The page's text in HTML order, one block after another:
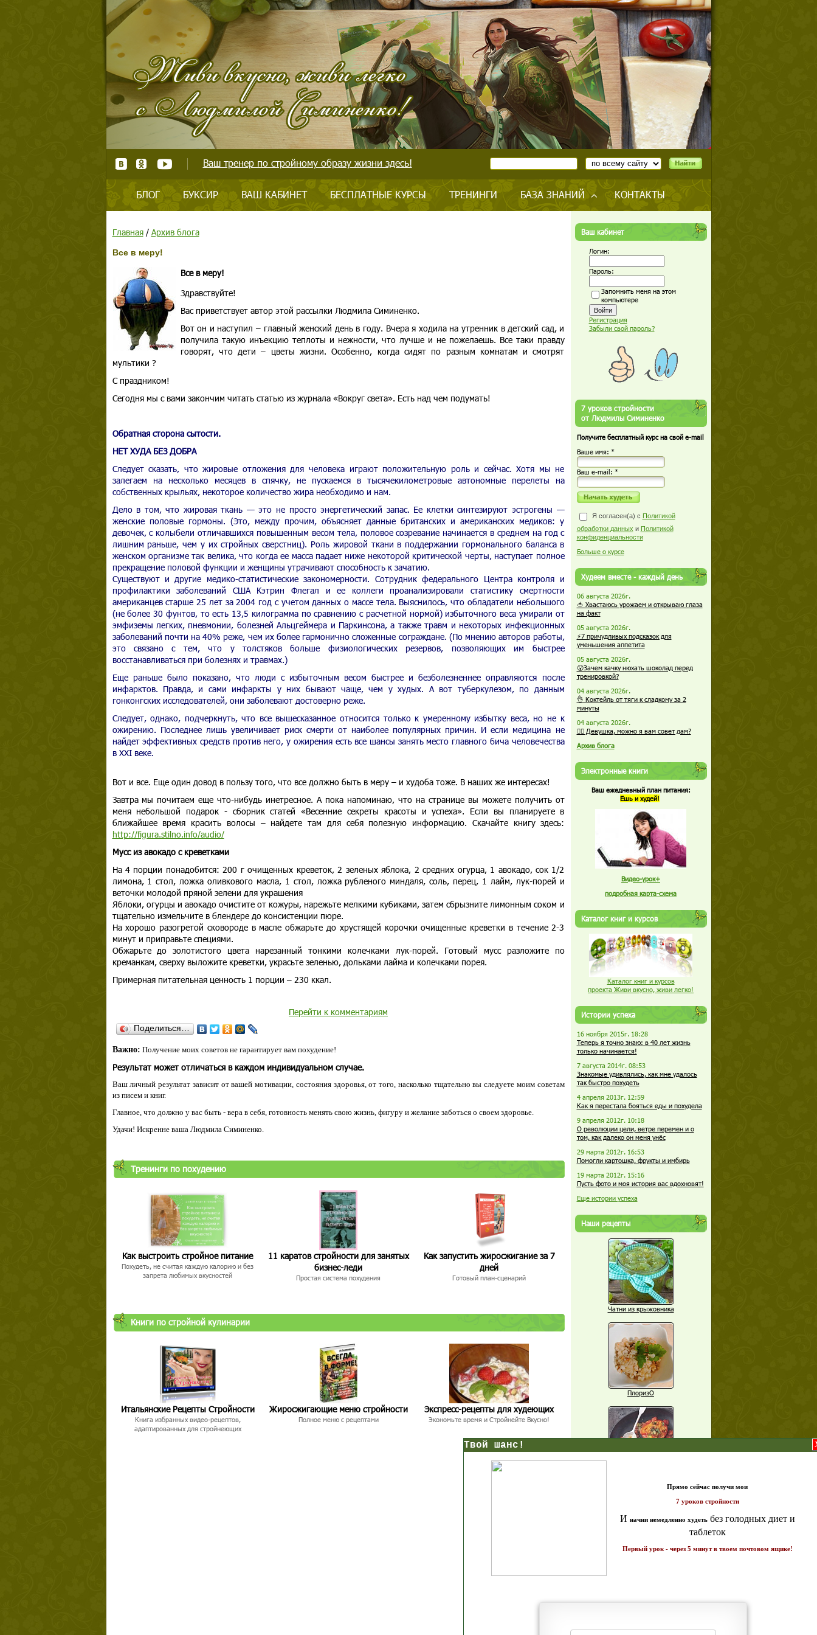
Ваш тренер по стройному образу жизни здесь!
БЛОГ БУКСИР ВАШ КАБИНЕТ БЕСПЛАТНЫЕ КУРСЫ ТРЕНИНГИ БАЗА ЗНАНИЙ КОНТАКТЫ
Главная/ Архив блога
Все в меру!
Все в меру!
Здравствуйте!
Вас приветствует автор этой рассылки Людмила Симиненко.
Вот он и наступил – главный женский день в году. Вчера я ходила на утренник в детский сад, и
получила такую инъекцию теплоты и нежности, что лучше и не пожелаешь. Все таки правду
говорят, что дети – цветы жизни. Особенно, когда сидят по разным комнатам и смотрят
мультики ?
С праздником!
Сегодня мы с вами закончим читать статью из журнала «Вокруг света». Есть над чем подумать!
Обратная сторона сытости.
НЕТ ХУДА БЕЗ ДОБРА
Следует сказать, что жировые отложения для человека играют положительную роль и сейчас. Хотя мы не
залегаем на несколько месяцев в спячку, не пускаемся в тысячекилометровые автономные перелеты на
собственных крыльях, некоторое количество жира необходимо и нам.
Дело в том, что жировая ткань — это не просто энергетический запас. Ее клетки синтезируют эстрогены —
женские половые гормоны. (Это, между прочим, объясняет данные британских и американских медиков: у
девочек, с колыбели отличавшихся повышенным весом тела, половое созревание начинается в среднем на год с
лишним раньше, чем у их стройных сверстниц). Роль жировой ткани в поддержании гормонального баланса в
женском организме так велика, что когда ее масса падает ниже некоторой критической черты, наступает полное
прекращение половой функции и женщины утрачивают способность к зачатию.
Существуют и другие медико-статистические закономерности. Сотрудник федерального Центра контроля и
профилактики заболеваний США Кэтрин Флегал и ее коллеги проанализировали статистику смертности
американцев старше 25 лет за 2004 год с учетом данных о массе тела. Выяснилось, что обладатели небольшого
(не более 30 фунтов, то есть 13,5 килограмма по сравнению с расчетной нормой) избыточного веса умирали от
эмфиземы легких, пневмонии, болезней Альцгеймера и Паркинсона, а также травм и некоторых инфекционных
заболеваний почти на 40% реже, чем их более гармонично сложенные сограждане. (По мнению авторов работы,
это связано с тем, что у толстяков больше физиологических резервов, позволяющих им быстрее
восстанавливаться при болезнях и травмах.)
Еще раньше было показано, что люди с избыточным весом быстрее и безболезненнее оправляются после
инфарктов. Правда, и сами инфаркты у них бывают чаще, чем у худых. А вот туберкулезом, по данным
гонконгских исследователей, они заболевают достоверно реже.
Следует, однако, подчеркнуть, что все вышесказанное относится только к умеренному избытку веса, но не к
ожирению. Последнее лишь увеличивает риск смерти от наиболее популярных причин. И если медицина не
найдет эффективных средств против него, у ожирения есть все шансы занять место главного бича человечества
в XXI веке.
Вот и все. Еще один довод в пользу того, что все должно быть в меру – и худоба тоже. В наших же интересах!
Завтра мы почитаем еще что-нибудь инетресное. А пока напоминаю, что на странице вы можете получить от
меня небольшой подарок - сборник статей «Весенние секреты красоты и успеха». Если вы планируете в
ближайшее время красить волосы – найдете там для себя полезную информацию. Скачайте книгу здесь:
http://figura.stilno.info/audio/
Mусс из авокадо с креветками
На 4 порции понадобится: 200 г очищенных креветок, 2 зеленых яблока, 2 средних огурца, 1 авокадо, сок 1/2
лимона, 1 стол, ложка оливкового масла, 1 стол, ложка рубленого миндаля, соль, перец, 1 лайм, лук-порей и
веточки молодой пряной зелени для украшения
Яблоки, огурцы и авокадо очистите от кожуры, нарежьте мелкими кубиками, затем сбрызните лимонным соком и
тщательно измельчите в блендере до консистенции пюре.
На хорошо разогретой сковороде в масле обжарьте до хрустящей корочки очищенные креветки в течение 2-3
минут и приправьте специями.
Обжарьте до золотистого цвета нарезанный тонкими колечками лук-порей. Готовый мусс разложите по
креманкам, сверху выложите креветки, украсьте зеленью, дольками лайма и колечками порея.
Примерная питательная ценность 1 порции – 230 ккал.
Перейти к комментариям
Поделиться…
Важно: Получение моих советов не гарантирует вам похудение!
Результат может отличаться в каждом индивидуальном случае.
Ваш личный результат зависит от вашей мотивации, состояния здоровья, от того, насколько тщательно вы следуете моим советам
из писем и книг.
Главное, что должно у вас быть - вера в себя, готовность менять свою жизнь, фигуру и желание заботься о своем здоровье.
Удачи! Искренне ваша Людмила Симиненко.
Тренинги по похудению
Как выстроить стройное питание
Похудеть, не считая каждую калорию и без
запрета любимых вкусностей
11 каратов стройности для занятых
бизнес-леди
Простая система похудения
Как запустить жиросжигание за 7
дней
Готовый план-сценарий
Книги по стройной кулинарии
Итальянские Рецепты Стройности
Книга избранных видео-рецептов,
адаптированных для стройнеющих
Жиросжигающие меню стройности
Полное меню с рецептами
Экспресс-рецепты для худеющих
Экономьте время и Стройнейте Вкусно!
Ваш кабинет
Логин:
Пароль:
Запомнить меня на этом
компьютере
Регистрация
Забыли свой пароль?
7 уроков стройности
от Людмилы Симиненко
Получите бесплатный курс на свой e-mail
Ваше имя: *
Ваш е-mail: *
Я согласен(а) с Политикой
обработки данных и Политикой
конфиденциальности
Больше о курсе
Худеем вместе - каждый день
06 августа 2026г.
🍅 Хвастаюсь урожаем и открываю глаза
на факт
05 августа 2026г.
⚡7 причудливых подсказок для
уменьшения аппетита
05 августа 2026г.
😮Зачем качку нюхать шоколад перед
тренировкой?
04 августа 2026г.
👌 Коктейль от тяги к сладкому за 2
минуты
04 августа 2026г.
🏋️‍♀️ Девушка, можно я вам совет дам?
Архив блога
Электронные книги
Ваш ежедневный план питания:
Ешь и худей!
Видео-урок+
подробная карта-схема
Каталог книг и курсов
Каталог книг и курсов
проекта Живи вкусно, живи легко!
Истории успеха
16 ноября 2015г. 18:28
Теперь я точно знаю: в 40 лет жизнь
только начинается!
7 августа 2014г. 08:53
Знакомые удивлялись, как мне удалось
так быстро похудеть
4 апреля 2013г. 12:59
Как я перестала бояться еды и похудела
9 апреля 2012г. 10:18
О революции цели, ветре перемен и о
том, как далеко он меня унёс
29 марта 2012г. 16:53
Помогли картошка, фрукты и имбирь
19 марта 2012г. 15:16
Пусть фото и моя история вас вдохновят!
Еще истории успеха
Наши рецепты
Чатни из крыжовника
ПлоризО
Еще рецепты
середине дня?